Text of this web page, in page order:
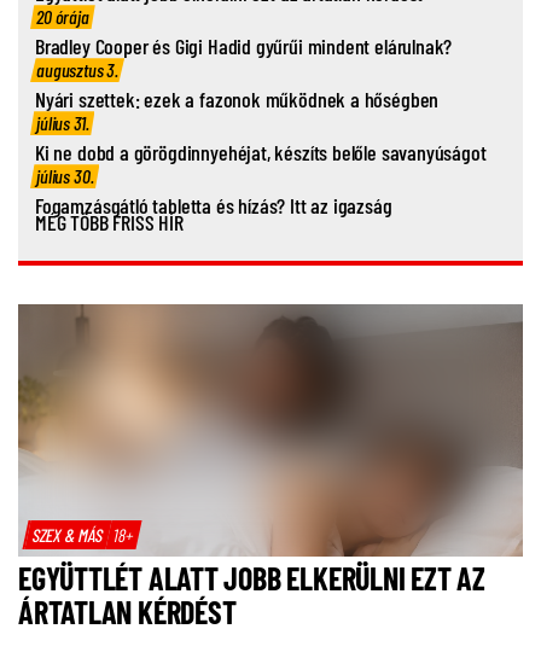
20 órája
Bradley Cooper és Gigi Hadid gyűrűi mindent elárulnak?
augusztus 3.
Nyári szettek: ezek a fazonok működnek a hőségben
július 31.
Ki ne dobd a görögdinnyehéjat, készíts belőle savanyúságot
július 30.
Fogamzásgátló tabletta és hízás? Itt az igazság
MÉG TÖBB FRISS HÍR
SZEX & MÁS 18+
EGYÜTTLÉT ALATT JOBB ELKERÜLNI EZT AZ
ÁRTATLAN KÉRDÉST